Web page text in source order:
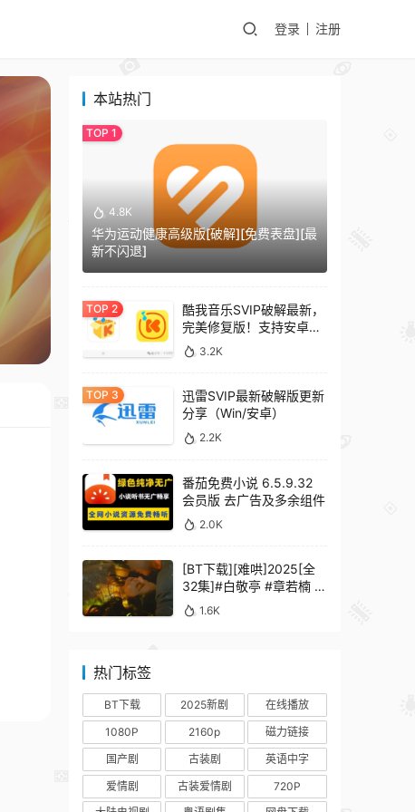
登录 注册
本站热门
4.8K
华为运动健康高级版[破解][免费表盘][最
新不闪退]
酷我音乐SVIP破解最新，
完美修复版！支持安卓
+车机+pc版！
3.2K
迅雷SVIP最新破解版更新
分享（Win/安卓）
2.2K
番茄免费小说 6.5.9.32
会员版 去广告及多余组件
2.0K
[BT下载][难哄]2025[全
32集]#白敬亭 #章若楠 #
何炅 #秦沛 #鲍起静
1.6K
热门标签
BT下载 2025新剧
在线播放
1080P
2160p
磁力链接
国产剧
古装剧
英语中字
爱情剧
古装爱情剧
720P